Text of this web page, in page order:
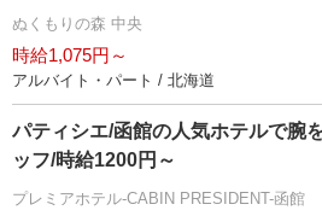
ぬくもりの森 中央
時給1,075円～
アルバイト・パート / 北海道
パティシエ/函館の人気ホテルで腕
ッフ/時給1200円～
プレミアホテル-CABIN PRESIDENT-函館